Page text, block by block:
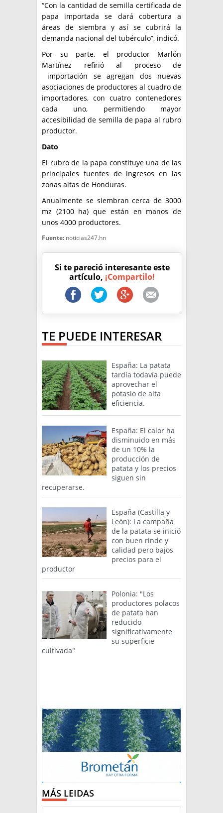
“Con la cantidad de semilla certificada de
papa importada se dará cobertura a
áreas de siembra y así se cubrirá la
demanda nacional del tubérculo”, indicó.
Por su parte, el productor Marlón
Martínez refirió al proceso de
importación se agregan dos nuevas
asociaciones de productores al cuadro de
importadores, con cuatro contenedores
cada uno, permitiendo mayor
accesibilidad de semilla de papa al rubro
productor.
Dato
El rubro de la papa constituye una de las
principales fuentes de ingresos en las
zonas altas de Honduras.
Anualmente se siembran cerca de 3000
mz (2100 ha) que están en manos de
unos 4000 productores.
Fuente: noticias247.hn
Si te pareció interesante este
artículo, ¡Compartilo!
TE PUEDE INTERESAR
España: La patata
tardía todavía puede
aprovechar el
potasio de alta
eficiencia.
España: El calor ha
disminuido en más
de un 10% la
producción de
patata y los precios
siguen sin
recuperarse.
España (Castilla y
León): La campaña
de la patata se inició
con buen rinde y
calidad pero bajos
precios para el
productor
Polonia: "Los
productores polacos
de patata han
reducido
significativamente
su superficie
cultivada"
MÁS LEIDAS